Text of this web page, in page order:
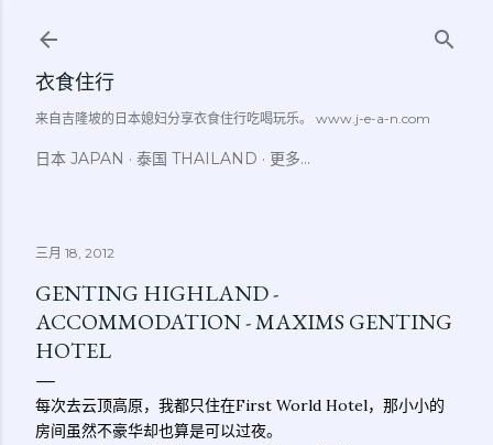
衣食住行
来自吉隆坡的日本媳妇分享衣食住行吃喝玩乐。 www.j-e-a-n.com
日本 JAPAN 泰国 THAILAND 更多…
三月 18, 2012
GENTING HIGHLAND -
ACCOMMODATION - MAXIMS GENTING
HOTEL
每次去云顶高原，我都只住在First World Hotel，那小小的
房间虽然不豪华却也算是可以过夜。